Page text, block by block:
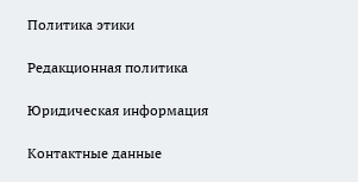
Политика этики
Редакционная политика
Юридическая информация
Контактные данные